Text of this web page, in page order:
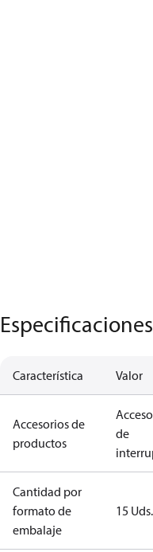
Característica Valor
Accesorios de
productos
de
Cantidad por
formato de
embalaje
15 Uds.